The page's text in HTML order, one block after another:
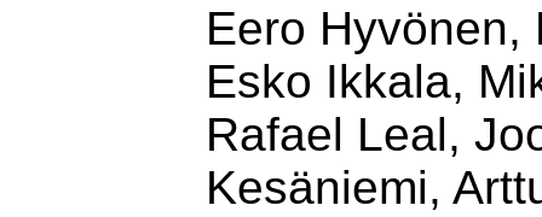
Eero Hyvönen,
Esko Ikkala,
Rafael Leal,
Kesäniemi,